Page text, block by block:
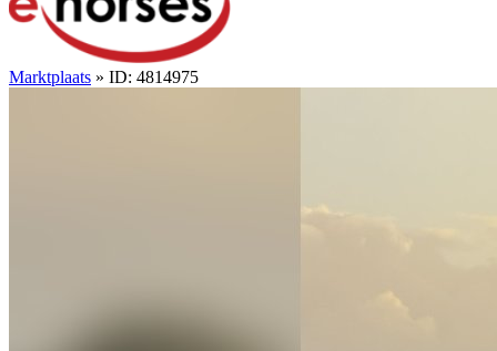
Marktplaats » ID: 4814975